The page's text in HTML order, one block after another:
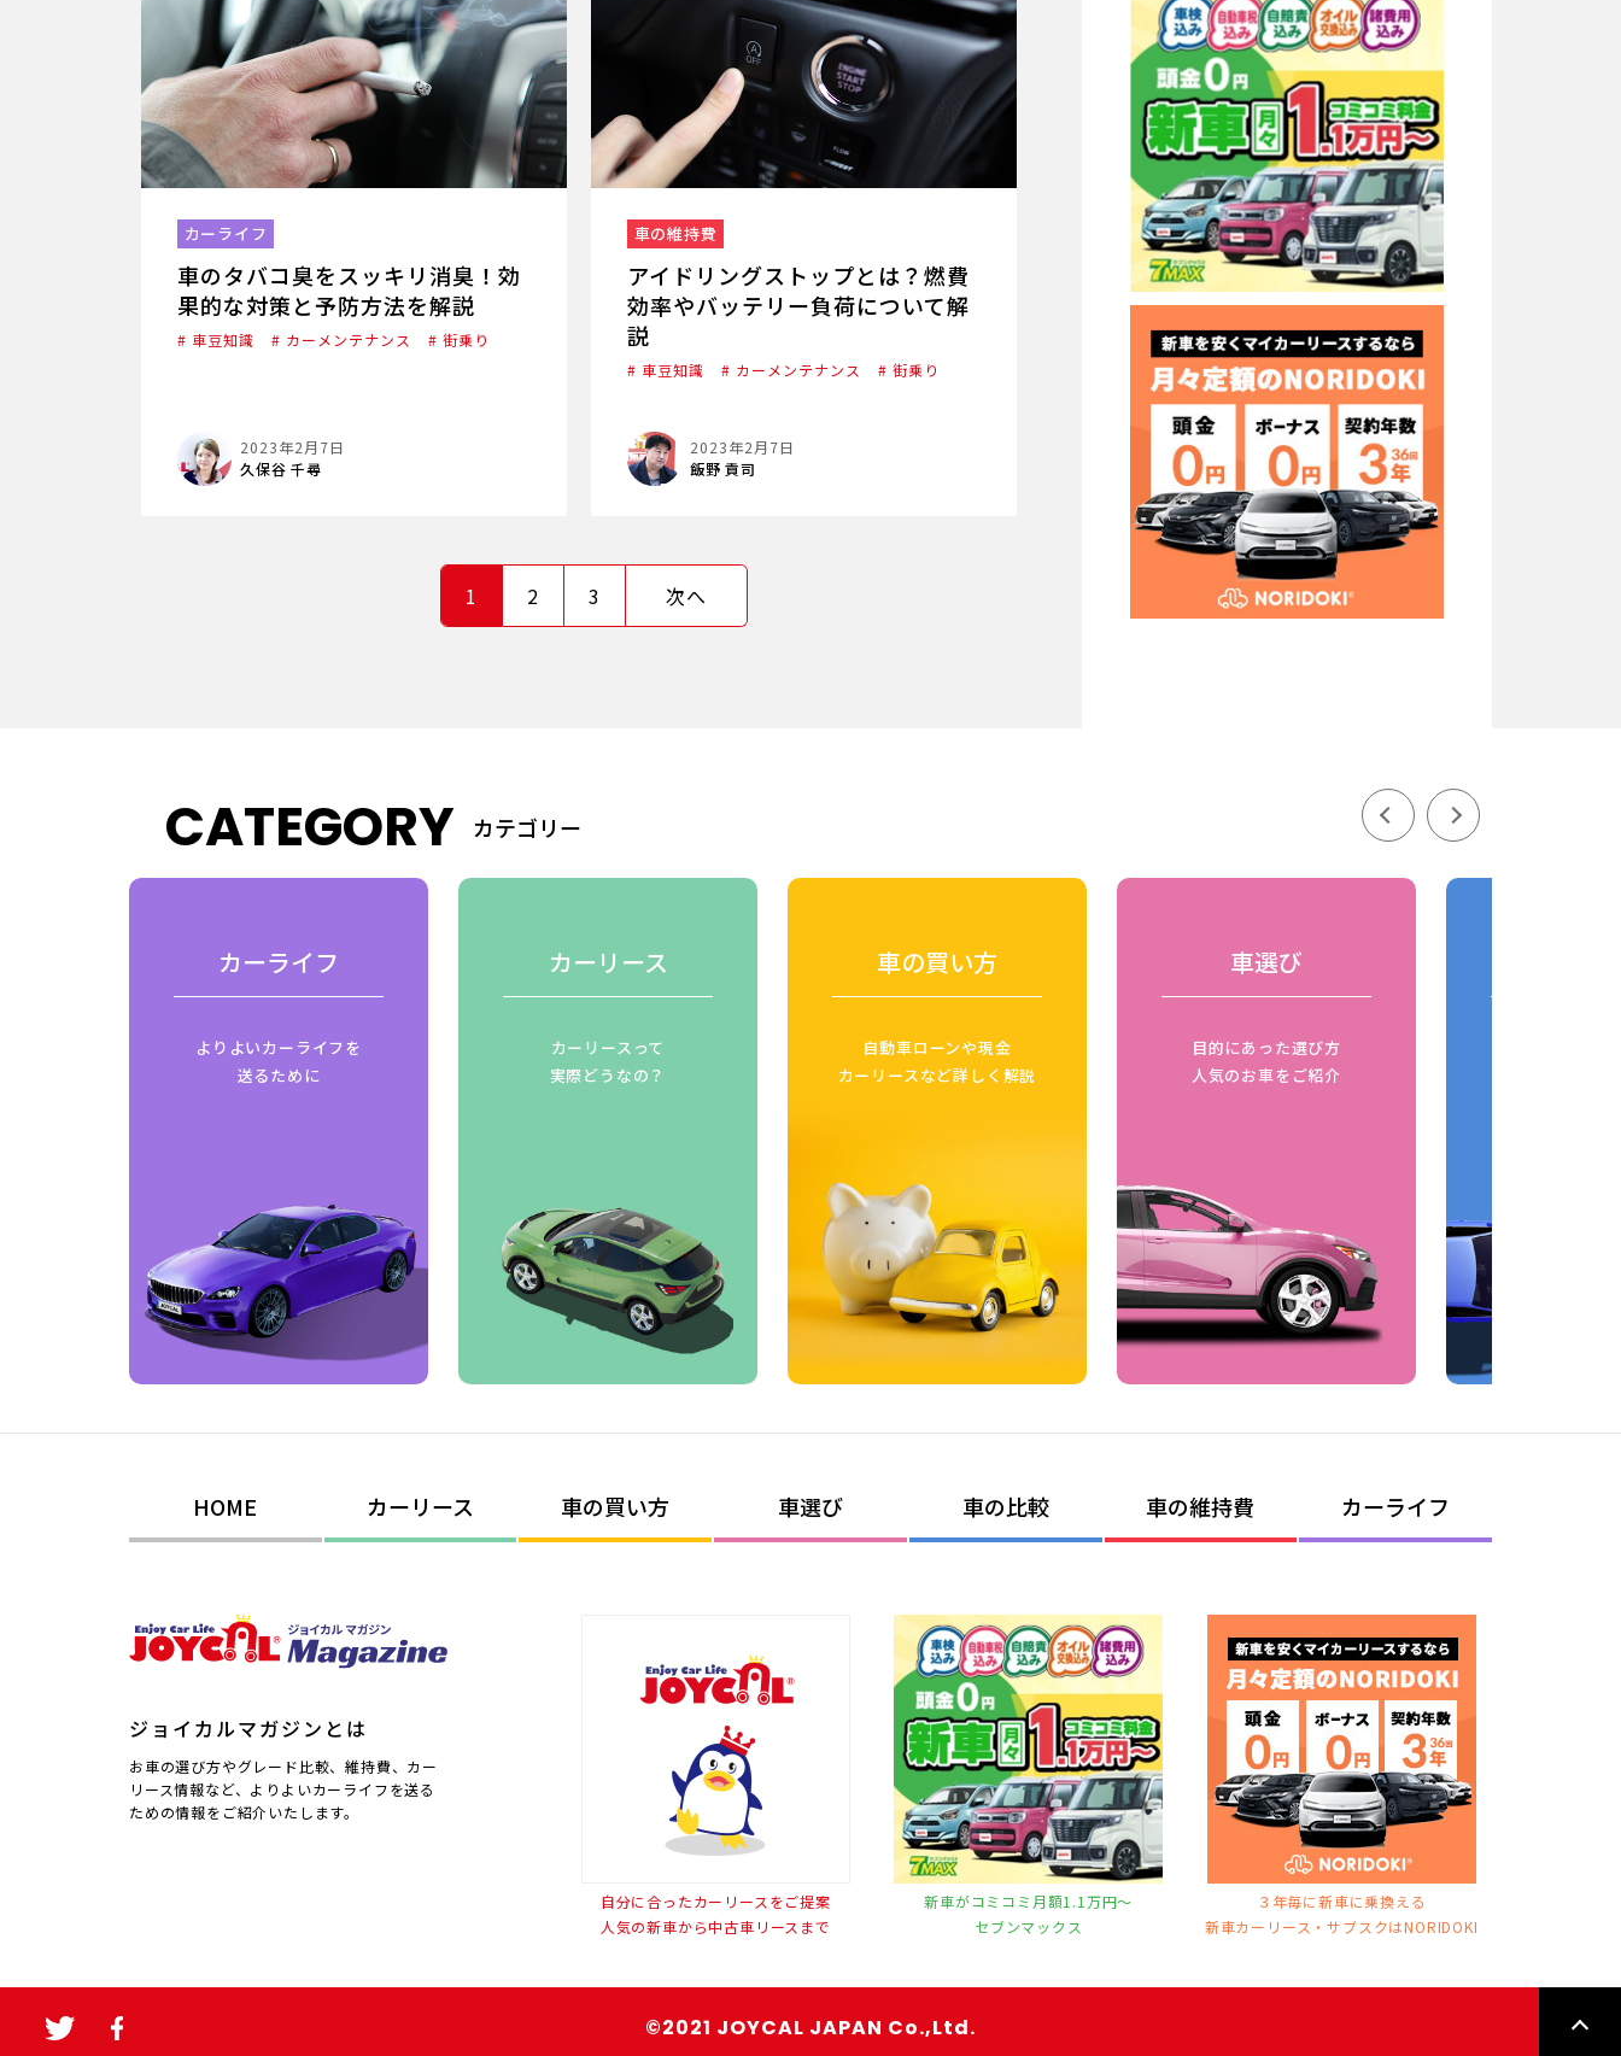
カーライフ
車のタバコ臭をスッキリ消臭！効
果的な対策と予防方法を解説
# 車豆知識 # カーメンテナンス # 街乗り
久保谷 千尋
2023年2月7日
車の維持費
アイドリングストップとは？燃費
効率やバッテリー負荷について解
説
# 車豆知識 # カーメンテナンス # 街乗り
飯野 貢司
2023年2月7日
1 2 3 次へ
CATEGORY カテゴリー
カーライフ
よりよいカーライフを
送るために
カーリース
カーリースって
実際どうなの？
車の買い方
自動車ローンや現金
カーリースなど詳しく解説
車選び
目的にあった選び方
人気のお車をご紹介
HOME カーリース 車の買い方 車選び 車の比較 車の維持費 カーライフ
ジョイカルマガジンとは
お車の選び方やグレード比較、維持費、カー
リース情報など、よりよいカーライフを送る
ための情報をご紹介いたします。
自分に合ったカーリースをご提案
人気の新車から中古車リースまで
新車がコミコミ月額1.1万円〜
セブンマックス
３年毎に新車に乗換える
新車カーリース・サブスクはNORIDOKI
©2021 JOYCAL JAPAN Co.,Ltd.